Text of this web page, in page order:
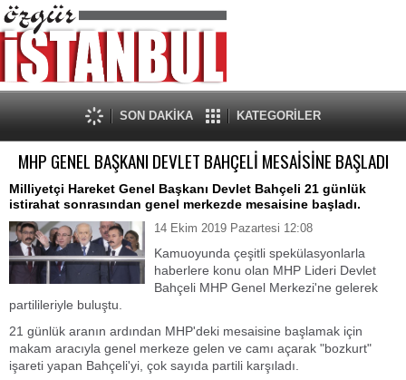
SON DAKİKA KATEGORİLER
MHP GENEL BAŞKANI DEVLET BAHÇELİ MESAİSİNE BAŞLADI
Milliyetçi Hareket Genel Başkanı Devlet Bahçeli 21 günlük
istirahat sonrasından genel merkezde mesaisine başladı.
14 Ekim 2019 Pazartesi 12:08
Kamuoyunda çeşitli spekülasyonlarla
haberlere konu olan MHP Lideri Devlet
Bahçeli MHP Genel Merkezi'ne gelerek
partilileriyle buluştu.
21 günlük aranın ardından MHP'deki mesaisine başlamak için
makam aracıyla genel merkeze gelen ve camı açarak "bozkurt"
işareti yapan Bahçeli'yi, çok sayıda partili karşıladı.